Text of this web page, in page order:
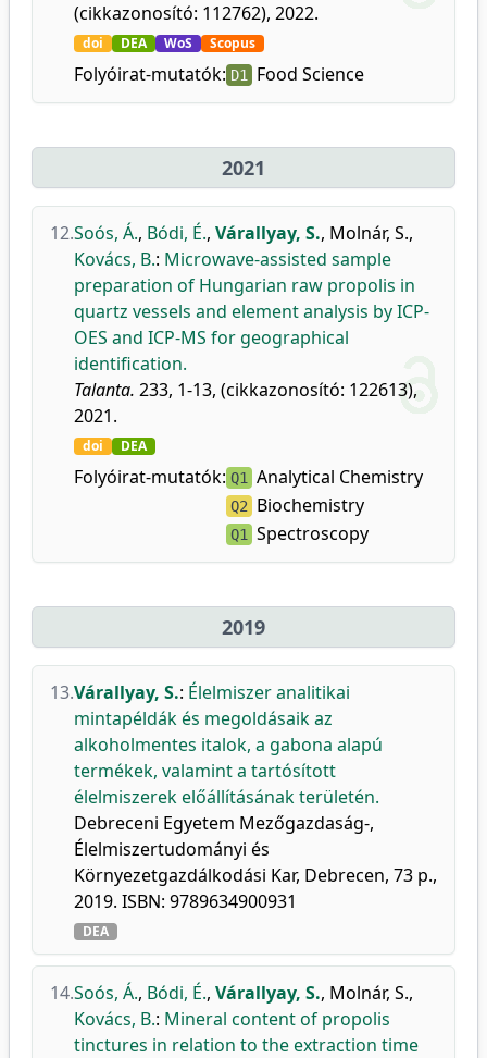
(cikkazonosító: 112762), 2022.
doi DEA WoS Scopus
Folyóirat-mutatók: D1 Food Science
2021
12.Soós, Á., Bódi, É., Várallyay, S., Molnár, S.,
Kovács, B.: Microwave-assisted sample
preparation of Hungarian raw propolis in
quartz vessels and element analysis by ICP-
OES and ICP-MS for geographical
identification.
Talanta. 233, 1-13, (cikkazonosító: 122613),
2021.
doi DEA
Folyóirat-mutatók: Q1 Analytical Chemistry
Q2 Biochemistry
Q1 Spectroscopy
2019
13.Várallyay, S.: Élelmiszer analitikai
mintapéldák és megoldásaik az
alkoholmentes italok, a gabona alapú
termékek, valamint a tartósított
élelmiszerek előállításának területén.
Debreceni Egyetem Mezőgazdaság-,
Élelmiszertudományi és
Környezetgazdálkodási Kar, Debrecen, 73 p.,
2019. ISBN: 9789634900931
DEA
14.Soós, Á., Bódi, É., Várallyay, S., Molnár, S.,
Kovács, B.: Mineral content of propolis
tinctures in relation to the extraction time